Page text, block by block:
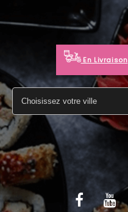
VOTRE COMPTE
NOTRE RESTAURANT
MENTIONS LÉGALES
C.G.V
En Livraison